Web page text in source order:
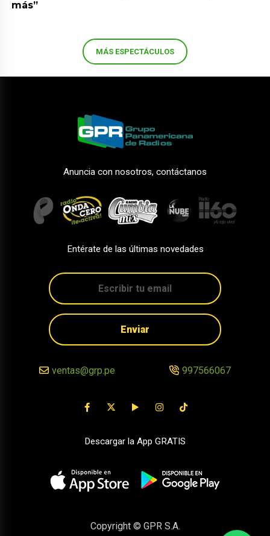
más”
MÁS ESPECTÁCULOS
Anuncia con nosotros, contáctanos
Entérate de las últimas novedades
Enviar
ventas@grp.pe 997566067
Descargar la App GRATIS
Copyright © GPR S.A.